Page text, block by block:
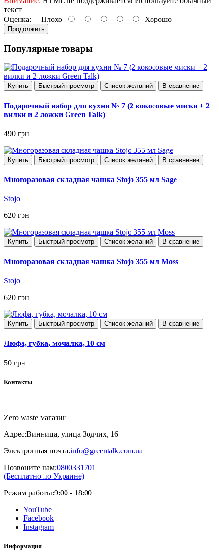
текст.
Оценка: Плохо Хорошо
Продолжить
Популярные товары
Купить Быстрый просмотр Список желаний В сравнение
Подарочный набор для кухни № 7 (2 кокосовые миски + 2
вилки и 2 ложки Green Talk)
490 грн
Купить Быстрый просмотр Список желаний В сравнение
Многоразовая складная чашка Stojo 355 мл Sage
Stojo
620 грн
Купить Быстрый просмотр Список желаний В сравнение
Многоразовая складная чашка Stojo 355 мл Moss
Stojo
620 грн
Купить Быстрый просмотр Список желаний В сравнение
Люфа, губка, мочалка, 10 см
50 грн
Контакты
Zero waste магазин
Адрес:Винница, улица Зодчих, 16
Электронная почта:info@greentalk.com.ua
Позвоните нам:0800331701
(Бесплатно по Украине)
Режим работы:9:00 - 18:00
YouTube
Facebook
Instagram
Информация